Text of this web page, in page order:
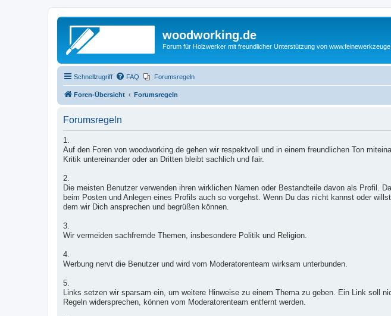
woodworking.de
Forum für Holzwerker mit freundlicher Unterstützung von
Schnellzugriff FAQ Forumsregeln
Foren-Übersicht Forumsregeln
Forumsregeln
1.
Auf den Foren von woodworking.de gehen wir respektvoll und in einem freundlichen Ton
Kritik untereinander oder an Dritten bleibt sachlich und fair.
2.
Die meisten Benutzer verwenden ihren wirklichen Namen oder Bestandteile davon als Profil.
beim Posten und Anlegen eines Profils auch so vorgehst. Wenn Du das nicht kannst oder
dem wir Dich ansprechen und begrüßen können.
3.
Wir vermeiden sachfremde Themen, insbesondere Politik und Religion.
4.
Werbung nervt die Benutzer und wird vom Moderatorenteam wirksam unterbunden.
5.
Links setzen wir sparsam ein, um weitere Hinweise zu einem Thema zu geben. Ein Link
Regeln widersprechen, können vom Moderatorenteam entfernt werden.